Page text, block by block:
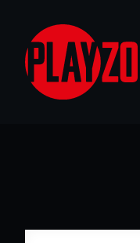
hlavnímu
obsahu